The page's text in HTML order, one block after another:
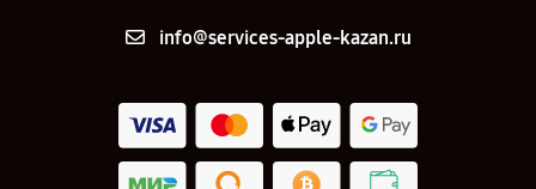
info@services-apple-kazan.ru